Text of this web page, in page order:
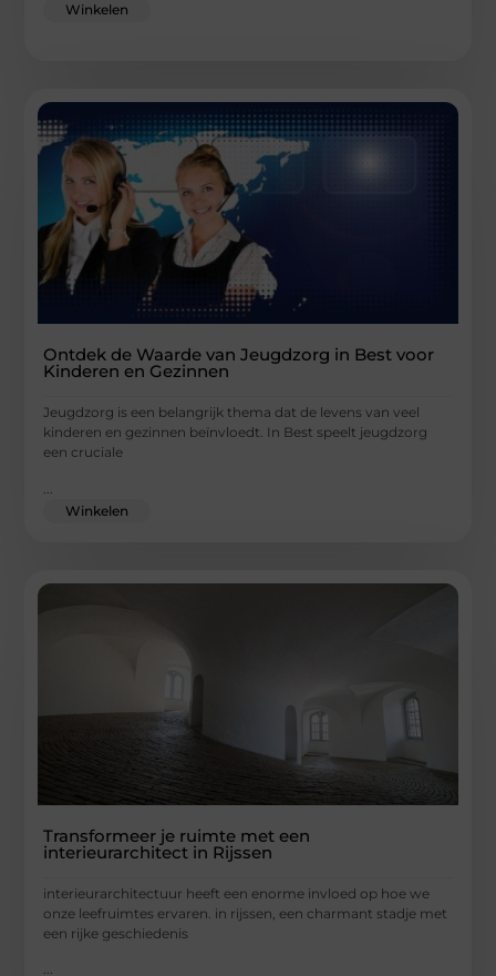
Winkelen
Ontdek de Waarde van Jeugdzorg in Best voor
Kinderen en Gezinnen
Jeugdzorg is een belangrijk thema dat de levens van veel
kinderen en gezinnen beïnvloedt. In Best speelt jeugdzorg
een cruciale
Winkelen
Transformeer je ruimte met een
interieurarchitect in Rijssen
interieurarchitectuur heeft een enorme invloed op hoe we
onze leefruimtes ervaren. in rijssen, een charmant stadje met
een rijke geschiedenis
...